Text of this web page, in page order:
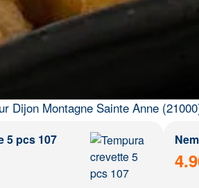
Dijon Montagne Sainte Anne
5 pcs 107